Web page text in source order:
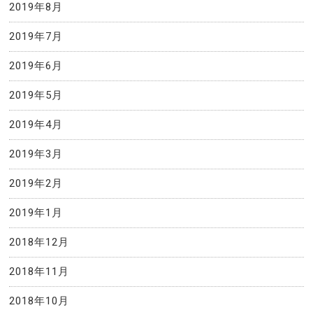
2019年8月
2019年7月
2019年6月
2019年5月
2019年4月
2019年3月
2019年2月
2019年1月
2018年12月
2018年11月
2018年10月